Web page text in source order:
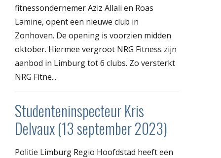
fitnessondernemer Aziz Allali en Roas
Lamine, opent een nieuwe club in
Zonhoven. De opening is voorzien midden
oktober. Hiermee vergroot NRG Fitness zijn
aanbod in Limburg tot 6 clubs. Zo versterkt
NRG Fitne...
Studenteninspecteur Kris
Delvaux (13 september 2023)
Politie Limburg Regio Hoofdstad heeft een